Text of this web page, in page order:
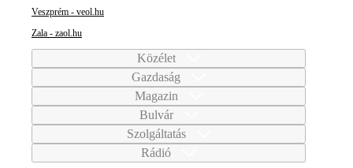
Veszprém - veol.hu
Zala - zaol.hu
Közélet
Gazdaság
Magazin
Bulvár
Szolgáltatás
Rádió